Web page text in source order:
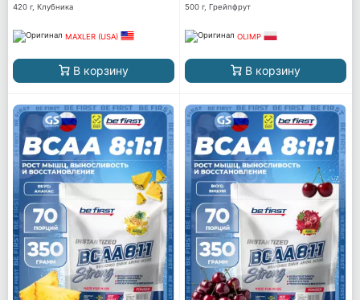
420 г, Клубника
MAXLER (USA)
В корзину
500 г, Грейпфрут
OLIMP
В корзину